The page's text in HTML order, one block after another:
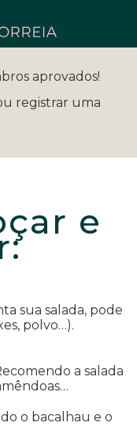
aprovados!
registrar uma
e
sua salada, pode
polvo…).
a salada
o bacalhau e o